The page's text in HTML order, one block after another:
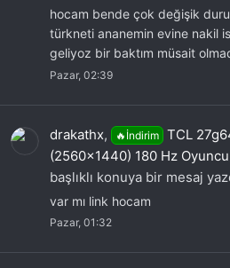
hocam bende çok değişik
türkneti ananemin evine nakil
geliyoz bir baktım müsait
Pazar, 02:39
drakathx, 🔥İndirim
TCL
(2560×1440) 180 Hz
başlıklı konuya bir mesaj
var mı link hocam
Pazar, 01:32